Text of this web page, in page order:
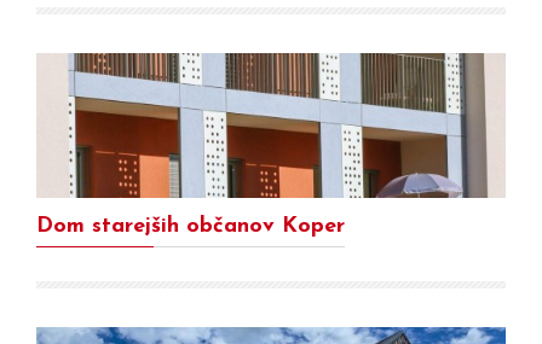
Dom starejših občanov Koper